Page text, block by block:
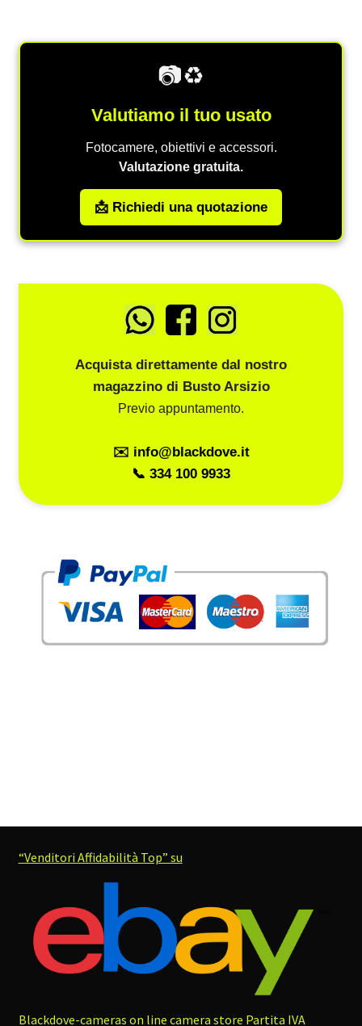
📷♻️
Valutiamo il tuo usato
Fotocamere, obiettivi e accessori.
Valutazione gratuita.
📩 Richiedi una quotazione
Acquista direttamente dal nostro
magazzino di Busto Arsizio
Previo appuntamento.
✉️ info@blackdove.it
📞 334 100 9933
“Venditori Affidabilità Top” su
Blackdove-cameras on line camera store Partita IVA